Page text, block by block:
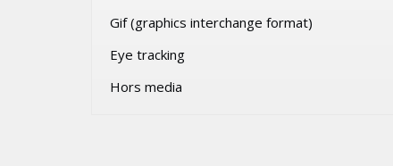
Gif (graphics interchange format)
Eye tracking
Hors media